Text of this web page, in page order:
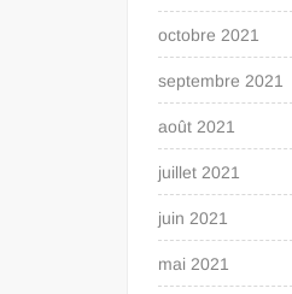
octobre 2021
septembre 2021
août 2021
juillet 2021
juin 2021
mai 2021